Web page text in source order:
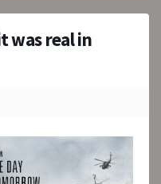
was real in